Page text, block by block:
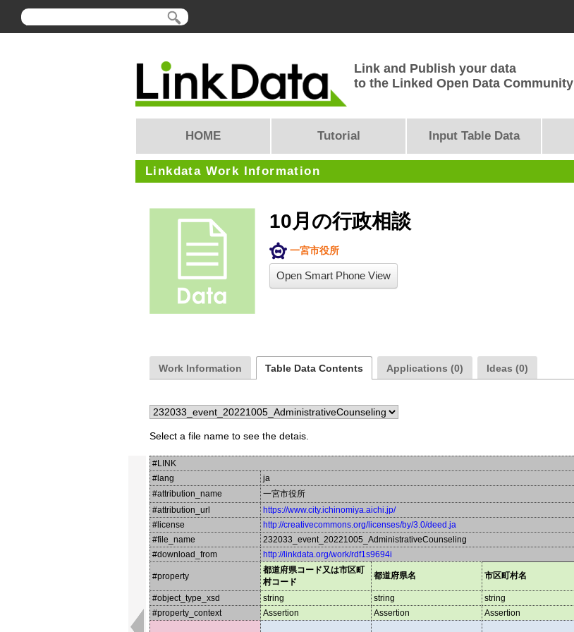
Link and Publish your data
to the Linked Open Data Community
HOME Tutorial Input Table Data
Linkdata Work Information
10月の行政相談
一宮市役所
Open Smart Phone View
Work Information Table Data Contents Applications (0) Ideas (0)
Select a file name to see the detais.
#LINK
#lang
ja
#attribution_name
一宮市役所
#attribution_url
https://www.city.ichinomiya.aichi.jp/
#license
http://creativecommons.org/licenses/by/3.0/deed.ja
#file_name
232033_event_20221005_AdministrativeCounseling
#download_from
http://linkdata.org/work/rdf1s9694i
#property
都道府県コード又は市区町
村コード
都道府県名 市区町村名
#object_type_xsd string string string
#property_context
Assertion Assertion Assertion